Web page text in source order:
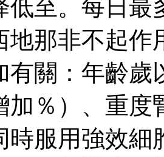
低至。每日最
地那非不起作
有關：年齡歲
加％）、重
時服用強效